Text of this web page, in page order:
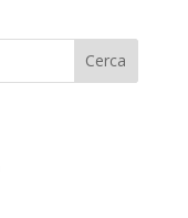
Cerca